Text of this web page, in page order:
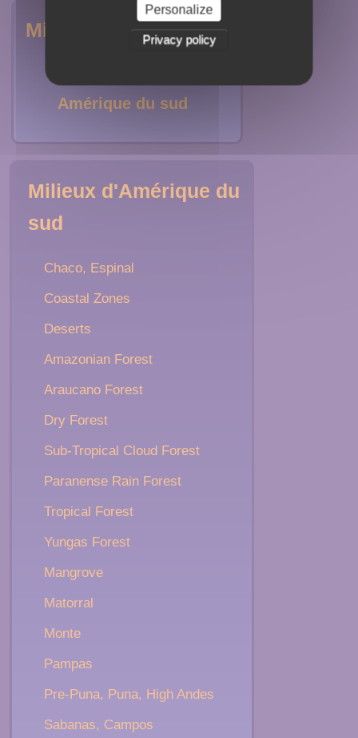
Milieux
Amérique du sud
Milieux d'Amérique du
sud
Chaco, Espinal
Coastal Zones
Deserts
Amazonian Forest
Araucano Forest
Dry Forest
Sub-Tropical Cloud Forest
Paranense Rain Forest
Tropical Forest
Yungas Forest
Mangrove
Matorral
Monte
Pampas
Pre-Puna, Puna, High Andes
Sabanas, Campos
Personalize
Privacy policy